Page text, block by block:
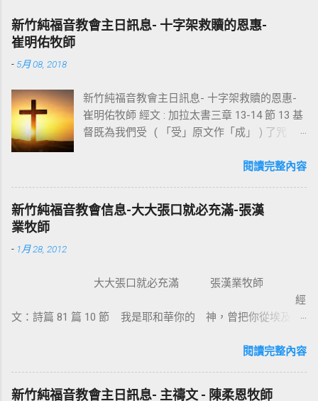
新竹純福音教會主日訊息- 十字架救贖的恩惠-
崔明佑牧師
- 5月 08, 2018
新竹純福音教會主日訊息- 十字架救贖的恩惠-
崔明佑牧師 經文 : 加拉太書三章 13-14 節 13 基
督既為我們受 ( 「受」原文作「成」 ) 了咒
著：「凡掛在木頭上都是被咒詛的。」 14 這
人，使我們因信得著所應許的聖靈。 基督教
信仰的核心是十字架，不管我們的知識理念如
穌基督並祂釘十字架，我不傳別的。今天我們
所需要的，就是耶穌基督並祂釘十字架。保羅
說耶穌基督就是神的智慧、神的能力，我們是
基督裡，他就是新造的人，舊事已過，都變成
新的了。 在基督裡成為新造的人有兩個意義：
一是修理舊的，使它能像新的一樣；二是把舊
閱讀完整內容
新竹純福音教會信息-大大張口就必充滿-張漢
業牧師
- 1月 28, 2012
大大張口就必充滿 張漢業牧師
經
文：詩篇 81 篇 10 節 我是耶和華你的 神，曾把你從埃及地
張口？因為我們要得著救恩、恩典、醫治和救贖。耶穌把撒瑪
知我素來所行的一切。她就到城裏跟眾人作見證：「這位耶
閱讀完整內容
新竹純福音教會主日訊息- 主禱文 - 陳柔恩牧師